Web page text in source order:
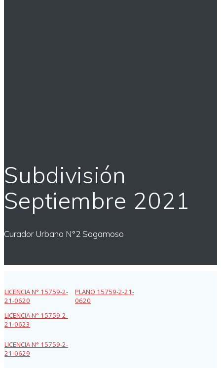
Subdivisión
Septiembre 2021
Curador Urbano N°2 Sogamoso
LICENCIA N° 15759-2-
21-0620
PLANO 15759-2-21-
0620
LICENCIA N° 15759-2-
21-0623
LICENCIA N° 15759-2-
21-0629